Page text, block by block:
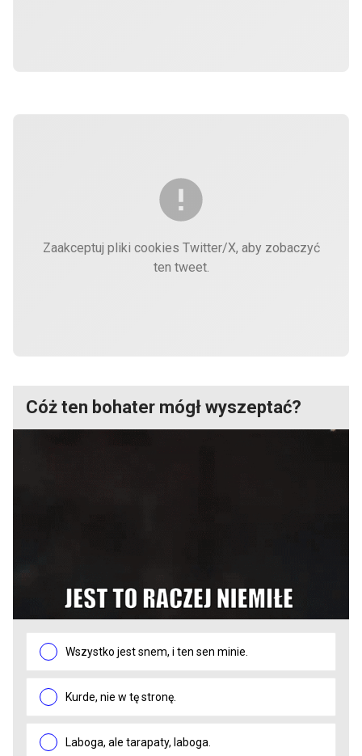
Zaakceptuj pliki cookies Twitter/X, aby zobaczyć
ten tweet.
Cóż ten bohater mógł wyszeptać?
Wszystko jest snem, i ten sen minie.
Kurde, nie w tę stronę.
Laboga, ale tarapaty, laboga.